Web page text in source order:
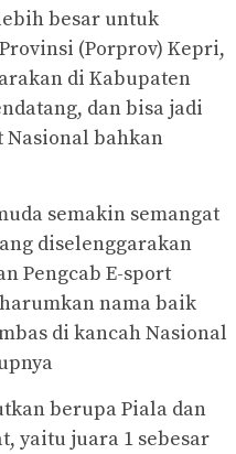
besar untuk
(Porprov) Kepri,
di Kabupaten
dan bisa jadi
Nasional bahkan
semakin semangat
diselenggarakan
Pengcab E-sport
nama baik
di kancah Nasional
berupa Piala dan
yaitu juara 1 sebesar